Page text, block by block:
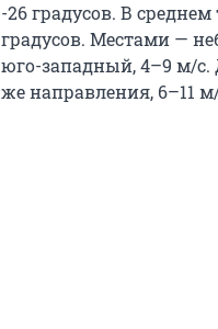
-26 градусов. В
градусов. Местами —
юго-западный, 4–9 м/с.
же направления, 6–11